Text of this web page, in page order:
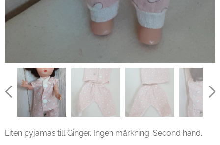
Liten pyjamas till Ginger. Ingen märkning. Second hand.